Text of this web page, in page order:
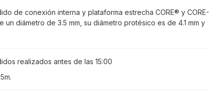
de conexión interna y plataforma estrecha CORE® y CORE-
diámetro de 3.5 mm, su diámetro protésico es de 4.1 mm y
realizados antes de las 15:00
.